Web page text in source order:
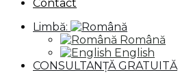
Contact
Limbă:
Română
English
CONSULTANȚĂ GRATUITĂ